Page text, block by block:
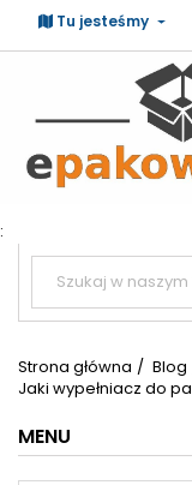
Tu jesteśmy
:

Strona główna Blog
Jaki wypełniacz do
MENU